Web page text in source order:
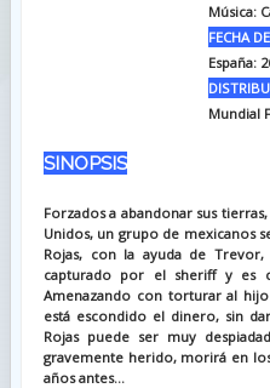
Música:
FECHA
España:
Mundial
SINOPSIS
Forzados a abandonar sus
Unidos, un grupo de mexicanos
Rojas, con la ayuda de
capturado por el sheriff y es
Amenazando con torturar al
está escondido el dinero, sin
Rojas puede ser muy
gravemente herido, morirá en
años antes...